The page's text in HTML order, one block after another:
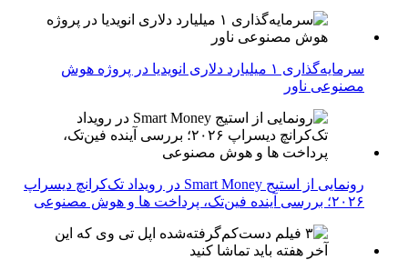
سرمایه‌گذاری ۱ میلیارد دلاری انویدیا در پروژه هوش
مصنوعی ناور
رونمایی از استیج Smart Money در رویداد تک‌کرانچ دیسراپ
۲۰۲۶؛ بررسی آینده فین‌تک، پرداخت‌ ها و هوش مصنوعی